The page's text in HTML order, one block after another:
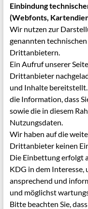
Einbindung
(Webfonts,
Wir nutzen zur
genannten
Drittanbietern.
Ein Aufruf unserer
Drittanbieter
und Inhalte
die Information, dass
sowie die in diesem
Nutzungsdaten.
Wir haben auf die
Drittanbieter keinen
Die Einbettung erfolgt
KDG in dem
ansprechend und
und möglichst
Bitte beachten Sie,